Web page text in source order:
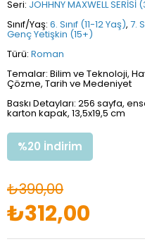
Seri: JOHHNY MAXWELL SERİSİ
Sınıf/Yaş: 6. Sınıf (11-12 Yaş), 7.
Genç Yetişkin (15+)
Türü: Roman
Temalar: Bilim ve Teknoloji,
Çözme, Tarih ve Medeniyet
Baskı Detayları: 256 sayfa,
karton kapak, 13,5x19,5 cm
%20 İndirim
₺390,00
₺312,00